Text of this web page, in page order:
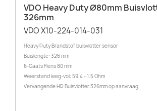
VDO Heavy Duty Ø80mm
326mm
VDO X10-224-014-031
Heavy Duty Brandstof buisvlotter sensor
Buislengte: 326 mm
6-Gaats Flens 80 mm
Weerstand leeg-vol: 59.4 - 1.5 Ohm
Vervangende HD Buisvlotter 326mm op aanvraag